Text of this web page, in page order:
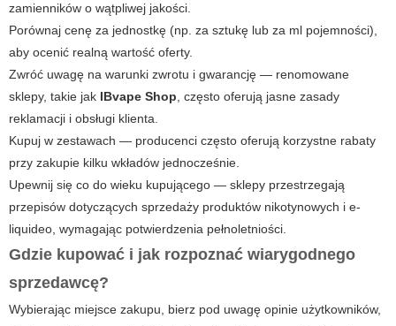
zamienników o wątpliwej jakości.
Porównaj cenę za jednostkę (np. za sztukę lub za ml pojemności),
aby ocenić realną wartość oferty.
Zwróć uwagę na warunki zwrotu i gwarancję — renomowane
sklepy, takie jak IBvape Shop, często oferują jasne zasady
reklamacji i obsługi klienta.
Kupuj w zestawach — producenci często oferują korzystne rabaty
przy zakupie kilku wkładów jednocześnie.
Upewnij się co do wieku kupującego — sklepy przestrzegają
przepisów dotyczących sprzedaży produktów nikotynowych i e-
liquideo, wymagając potwierdzenia pełnoletniości.
Gdzie kupować i jak rozpoznać wiarygodnego
sprzedawcę?
Wybierając miejsce zakupu, bierz pod uwagę opinie użytkowników,